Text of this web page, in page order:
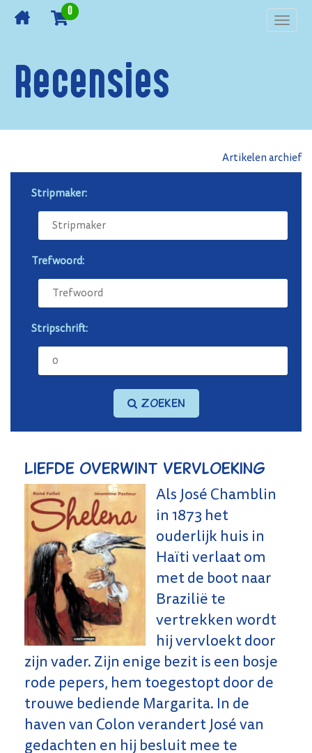
0
Recensies
Artikelen archief
Stripmaker:
Trefwoord:
Stripschrift:
Zoeken
Liefde overwint vervloeking
Als José Chamblin
in 1873 het
ouderlijk huis in
Haïti verlaat om
met de boot naar
Brazilië te
vertrekken wordt
hij vervloekt door
zijn vader. Zijn enige bezit is een bosje
rode pepers, hem toegestopt door de
trouwe bediende Margarita. In de
haven van Colon verandert José van
gedachten en hij besluit mee te